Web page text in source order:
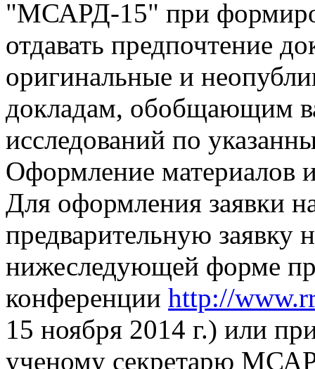
"МСАРД-15" при
отдавать предпочтение
оригинальные и
докладам, обобщающим
исследований по
Оформление материалов
Для оформления заявки
предварительную заявку
нижеследующей форме
конференции http://
15 ноября 2014 г.) или
ученому секретарю